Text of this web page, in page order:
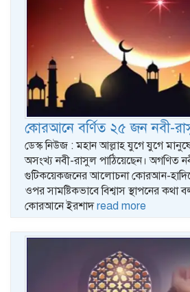
কোরআনে বর্ণিত ২৫ জন নবী-
ডেস্ক নিউজ : মহান আল্লাহ যুগে যুগে
অসংখ্য নবী-রাসুল পাঠিয়েছেন। অগণিত
গুটিকয়েকজনের আলোচনা কোরআন-
ওপর সামষ্টিকভাবে বিশ্বাস স্থাপনের কথা
কোরআনে ইরশাদread more